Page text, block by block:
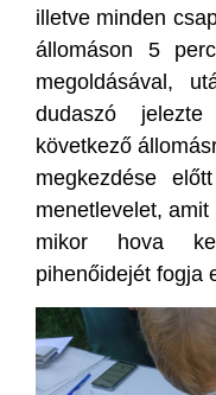
illetve minden
állomáson 5
megoldásával,
dudaszó
következő
megkezdése
menetlevelet,
mikor hova
pihenőidejét fogja